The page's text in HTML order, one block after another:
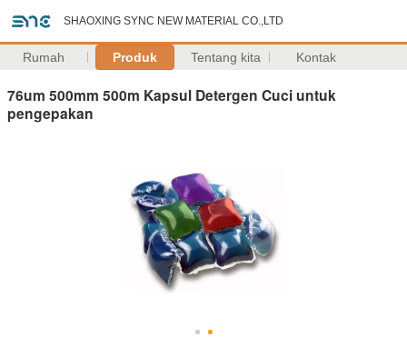
SHAOXING SYNC NEW MATERIAL CO.,LTD
Rumah Produk Tentang kita Kontak
76um 500mm 500m Kapsul Detergen Cuci untuk
pengepakan